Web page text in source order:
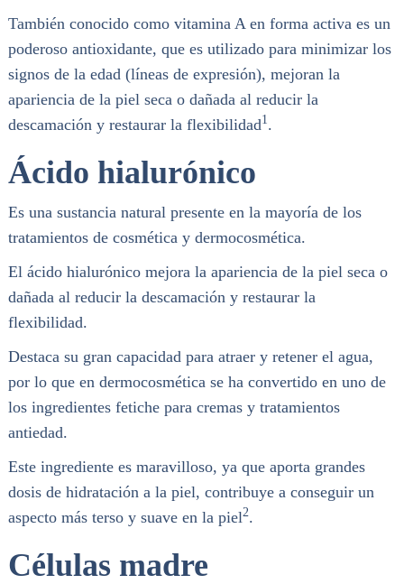
También conocido como vitamina A en forma activa es un
poderoso antioxidante, que es utilizado para minimizar los
signos de la edad (líneas de expresión), mejoran la
apariencia de la piel seca o dañada al reducir la
descamación y restaurar la flexibilidad1 .
Ácido hialurónico
Es una sustancia natural presente en la mayoría de los
tratamientos de cosmética y dermocosmética.
El ácido hialurónico mejora la apariencia de la piel seca o
dañada al reducir la descamación y restaurar la
flexibilidad.
Destaca su gran capacidad para atraer y retener el agua,
por lo que en dermocosmética se ha convertido en uno de
los ingredientes fetiche para cremas y tratamientos
antiedad.
Este ingrediente es maravilloso, ya que aporta grandes
dosis de hidratación a la piel, contribuye a conseguir un
aspecto más terso y suave en la piel2.
Células madre